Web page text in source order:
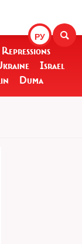
РУ
Repressions
Israel
Duma